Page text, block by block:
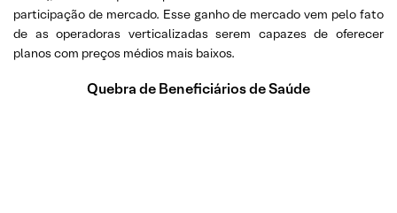
participação de mercado. Esse ganho de mercado vem pelo fato
de as operadoras verticalizadas serem capazes de oferecer
planos com preços médios mais baixos.
Quebra de Beneficiários de Saúde